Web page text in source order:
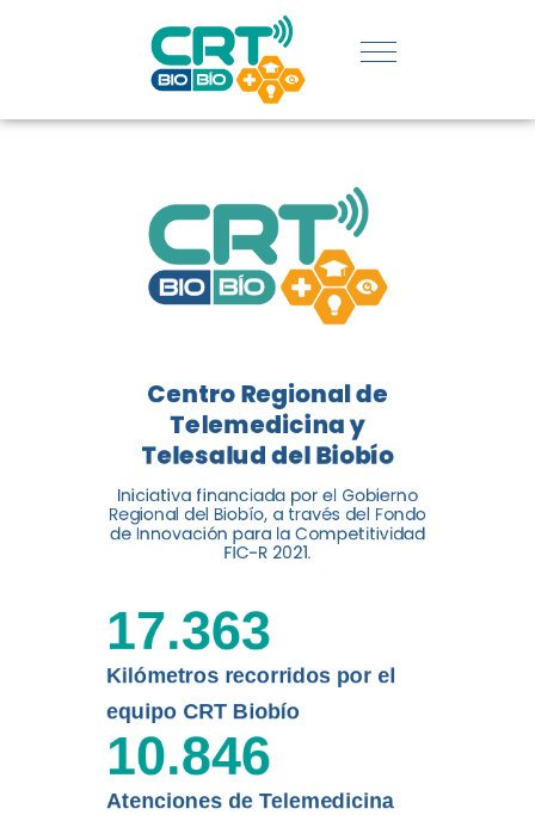
REGIÓN:
CONOCE
LOGROS
DE CRT
BIOBÍO
El Centro Regional de
Telemedicina y Telesalud del
Biobío presenta el balance de
tres años acercando la salud
digital a los habitantes...
Leer más
Centro Regional de
Telemedicina y
Telesalud del Biobío
Iniciativa financiada por el Gobierno
Regional del Biobío, a través del Fondo
de Innovación para la Competitividad
FIC-R 2021.
Kilómetros recorridos por el
equipo CRT Biobío
17.363
Atenciones de Telemedicina
10.846